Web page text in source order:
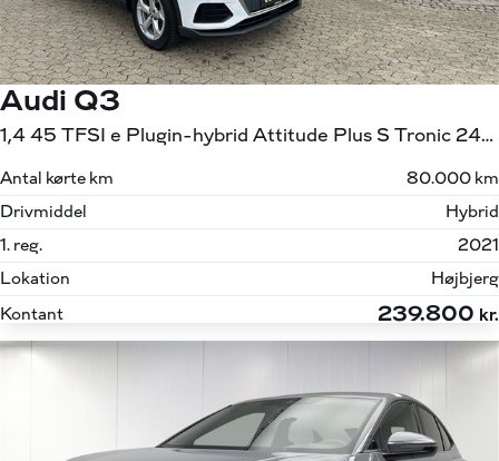
Audi Q3
1,4 45 TFSI e Plugin-hybrid Attitude Plus S Tronic 245HK 5d 6g Aut.
Antal kørte km
80.000 km
Drivmiddel
Hybrid
1. reg.
2021
Lokation
Højbjerg
Kontant
239.800 kr.